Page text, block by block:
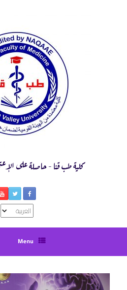
كلية طب قنا - حاصلة على الإعتماد
اختر
لغة
Menu